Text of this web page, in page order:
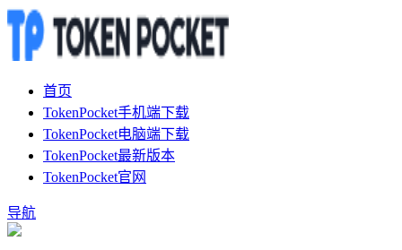
首页
TokenPocket手机端下载
TokenPocket电脑端下载
TokenPocket最新版本
TokenPocket官网
导航